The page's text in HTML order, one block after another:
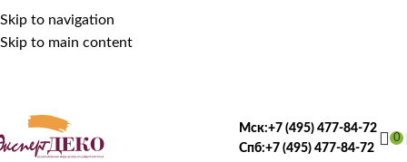
Skip to navigation
Skip to main content
Мск:+7 (495) 477-84-72
Спб:+7 (495) 477-84-72
0